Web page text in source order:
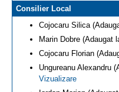
Consilier Local
Cojocaru Silica
Marin Dobre (Adaugat
Cojocaru Florian
Ungureanu Alexandru
Vizualizare